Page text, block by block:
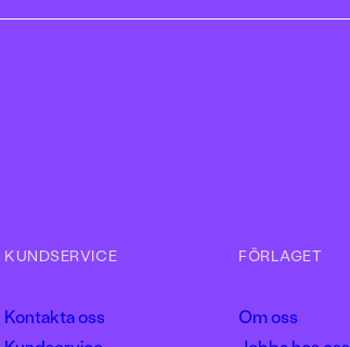
KUNDSERVICE
Kontakta oss
FÖRLAGET
Om oss